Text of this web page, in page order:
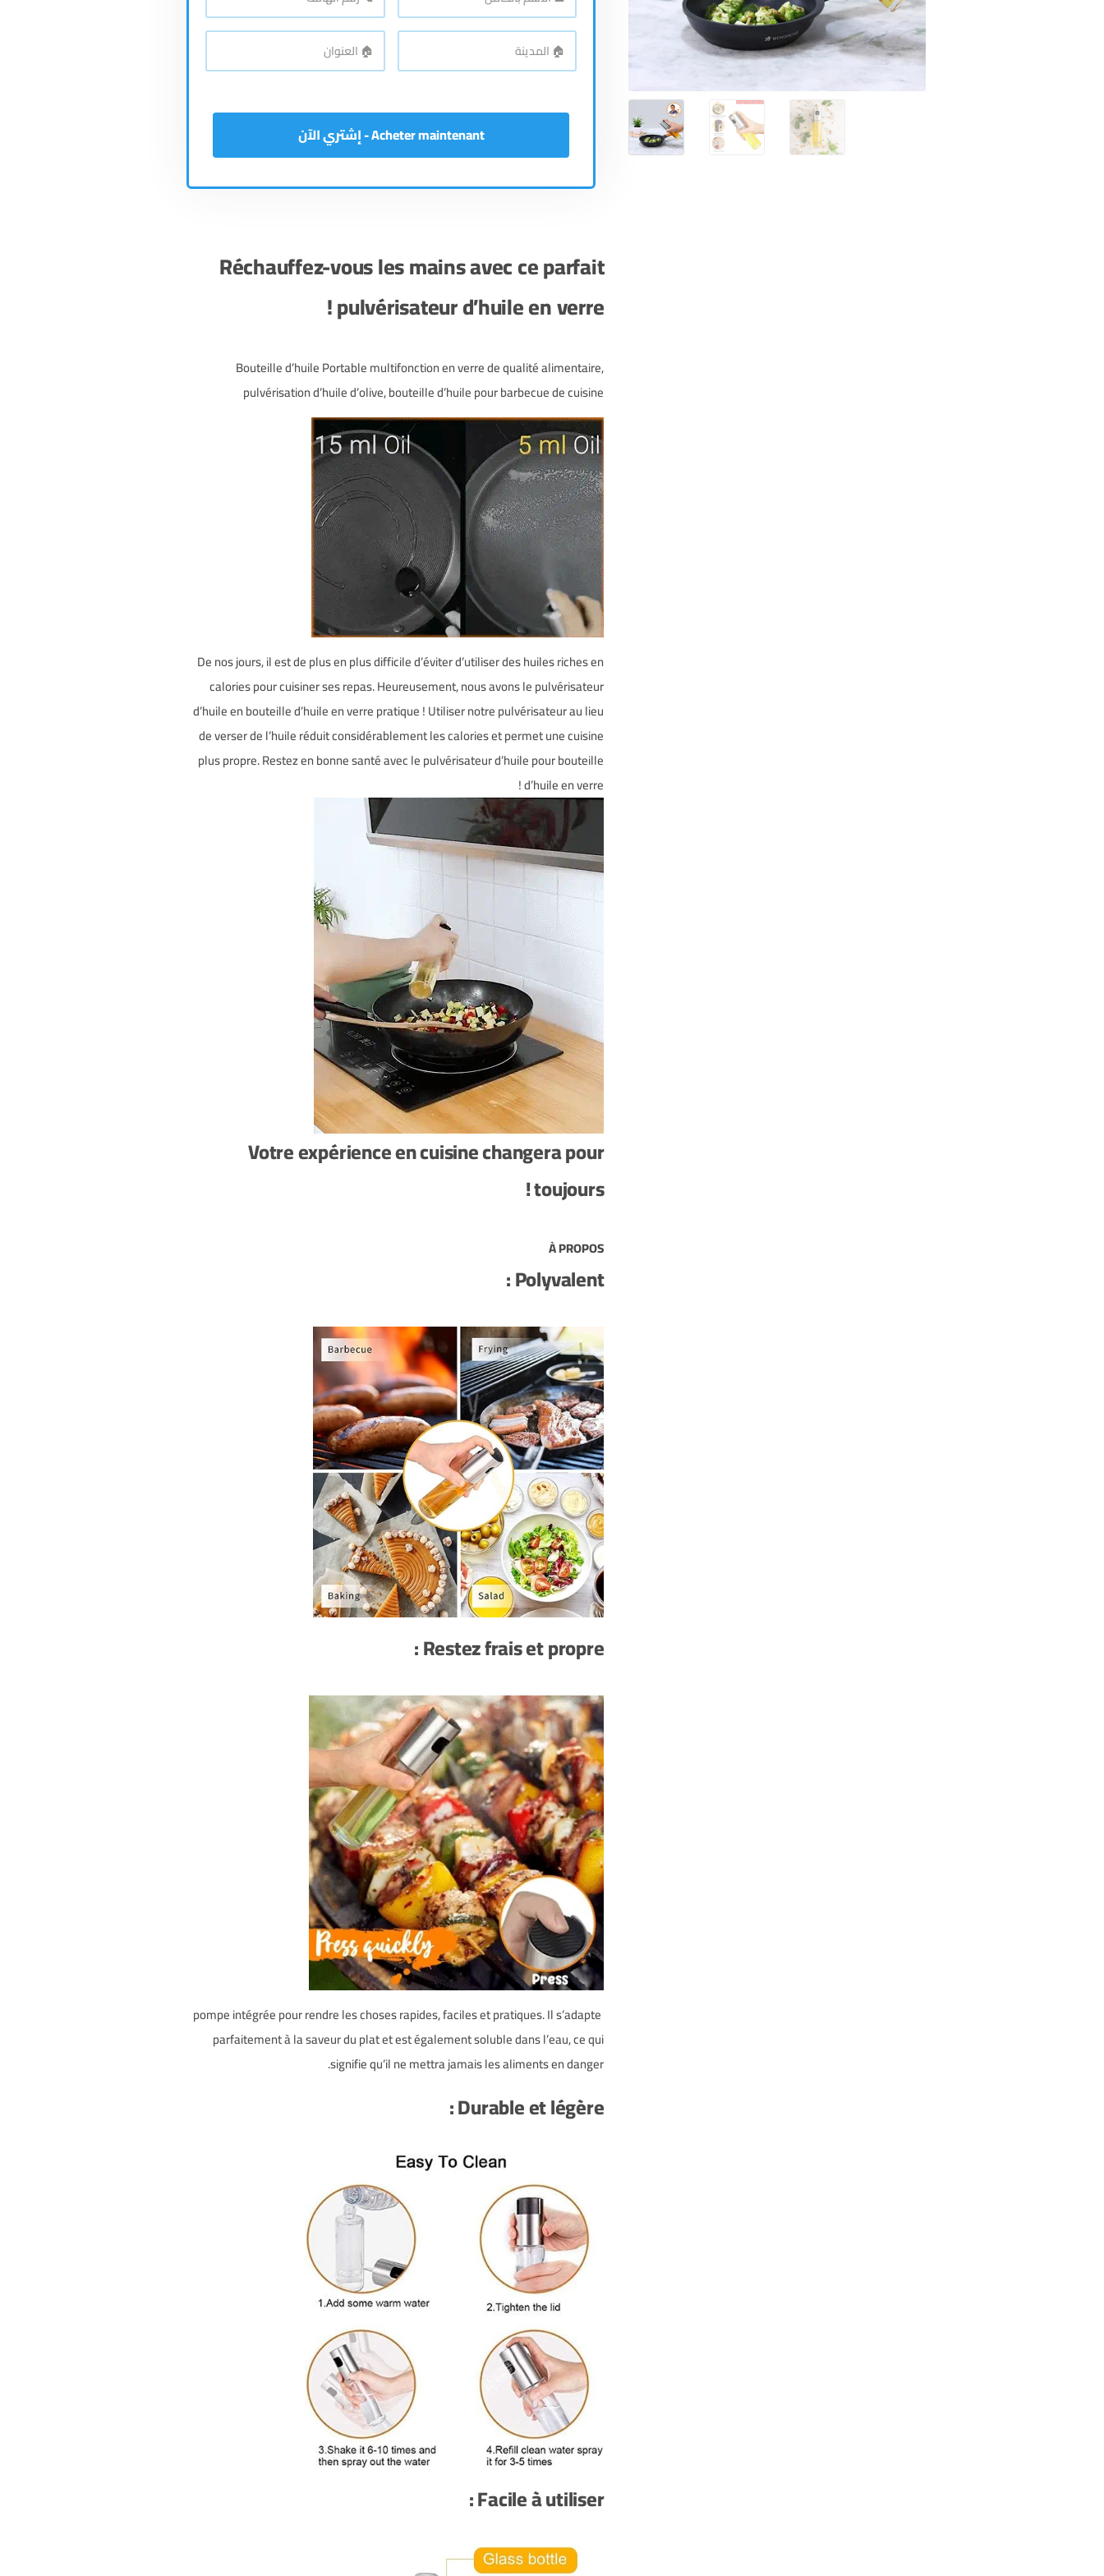
الاسم
بالكامل*
رقم
الهاتف*
🏠
المدينة*
🏠
العنوان*
Acheter maintenant - إشتري الآن
Réchauffez-vous les mains avec ce parfait
pulvérisateur d’huile en verre !
Bouteille d’huile Portable multifonction en verre de qualité alimentaire,
pulvérisation d’huile d’olive, bouteille d’huile pour barbecue de cuisine
De nos jours, il est de plus en plus difficile d’éviter d’utiliser des huiles riches en
calories pour cuisiner ses repas. Heureusement, nous avons le pulvérisateur
d’huile en bouteille d’huile en verre pratique ! Utiliser notre pulvérisateur au lieu
de verser de l’huile réduit considérablement les calories et permet une cuisine
plus propre. Restez en bonne santé avec le pulvérisateur d’huile pour bouteille
d’huile en verre !
Votre expérience en cuisine changera pour
toujours !
À PROPOS
Polyvalent :
Restez frais et propre :
pompe intégrée pour rendre les choses rapides, faciles et pratiques. Il s’adapte
parfaitement à la saveur du plat et est également soluble dans l’eau, ce qui
signifie qu’il ne mettra jamais les aliments en danger.
Durable et légère :
Facile à utiliser :